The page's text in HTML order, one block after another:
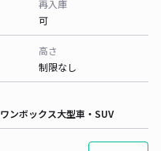
再入庫
可
高さ
制限なし
ワンボックス大型車・SUV